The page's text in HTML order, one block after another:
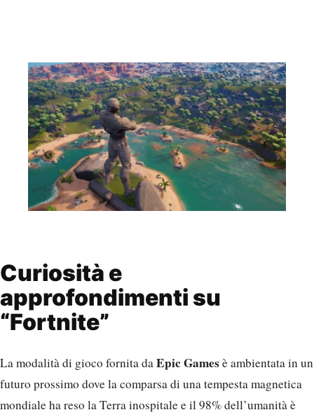
Curiosità e
approfondimenti su
“Fortnite”
La modalità di gioco fornita daEpic Gamesè ambientata in un
futuro prossimo dove la comparsa di una tempesta magnetica
mondiale ha reso la Terra inospitale e il 98% dell’umanità è